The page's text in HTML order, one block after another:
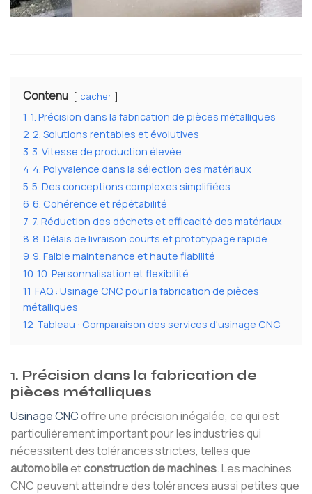
Contenu cacher
1 1. Précision dans la fabrication de pièces métalliques
2 2. Solutions rentables et évolutives
3 3. Vitesse de production élevée
4 4. Polyvalence dans la sélection des matériaux
5 5. Des conceptions complexes simplifiées
6 6. Cohérence et répétabilité
7 7. Réduction des déchets et efficacité des matériaux
8 8. Délais de livraison courts et prototypage rapide
9 9. Faible maintenance et haute fiabilité
10 10. Personnalisation et flexibilité
11 FAQ : Usinage CNC pour la fabrication de pièces
métalliques
12 Tableau : Comparaison des services d'usinage CNC
1. Précision dans la fabrication de
pièces métalliques
Usinage CNCoffre une précision inégalée, ce qui est
particulièrement important pour les industries qui
nécessitent des tolérances strictes, telles que
automobileetconstruction de machines. Les machines
CNC peuvent atteindre des tolérances aussi petites que